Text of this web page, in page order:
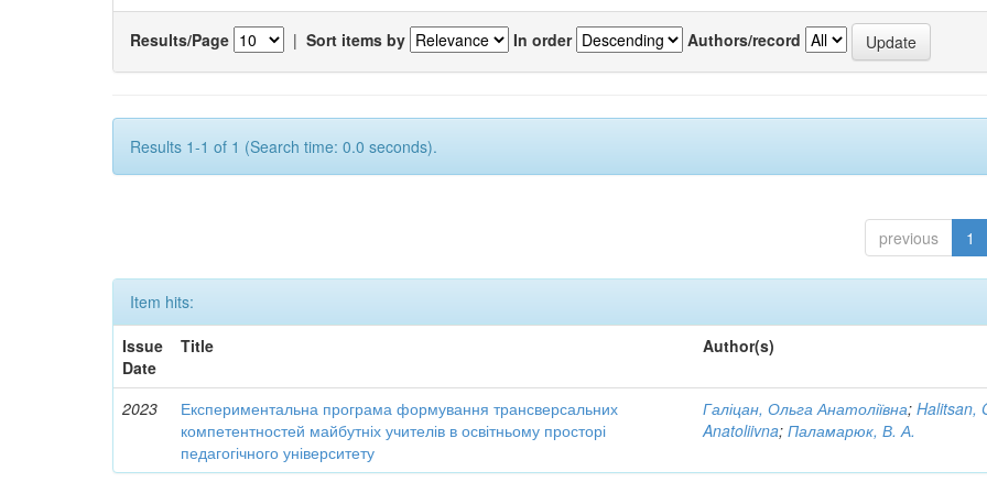
Results/Page | Sort items by In order Authors/record
Results 1-1 of 1 (Search time: 0.0 seconds).
previous 1
Item hits:
Issue
Date
Title Author(s)
2023
Експериментальна програма формування трансверсальних
компетентностей майбутніх учителів в освітньому просторі
педагогічного університету
Галіцан, Ольга Анатоліївна;Halitsan,
Anatoliivna;Паламарюк, В. А.